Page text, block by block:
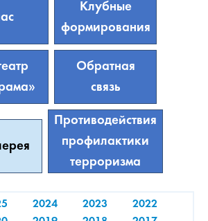
Клубные
формирования
Обратная
связь
Противодействия
профилактики
терроризма
2024 2023
2022